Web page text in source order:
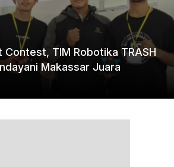
TIM Robotika TRASH
Makassar Juara